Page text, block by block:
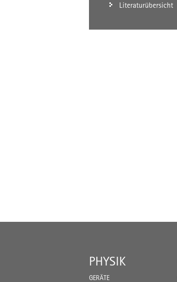
Literaturübersicht
PHYSIK
GERÄTE